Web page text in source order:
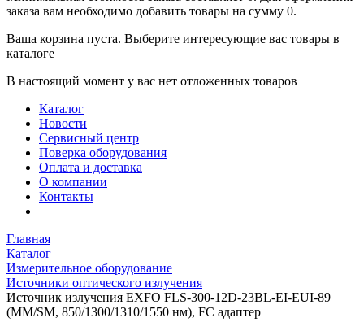
заказа вам необходимо добавить товары на сумму 0.
Ваша корзина пуста. Выберите интересующие вас товары в
каталоге
В настоящий момент у вас нет отложенных товаров
Каталог
Новости
Сервисный центр
Поверка оборудования
Оплата и доставка
О компании
Контакты
Главная
Каталог
Измерительное оборудование
Источники оптического излучения
Источник излучения EXFO FLS-300-12D-23BL-EI-EUI-89
(MM/SM, 850/1300/1310/1550 нм), FC адаптер